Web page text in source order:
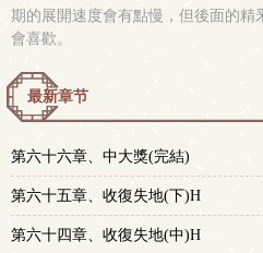
期的展開速度會有點慢，但後面的精
會喜歡。
最新章节
第六十六章、中大獎(完結)
第六十五章、收復失地(下)H
第六十四章、收復失地(中)H